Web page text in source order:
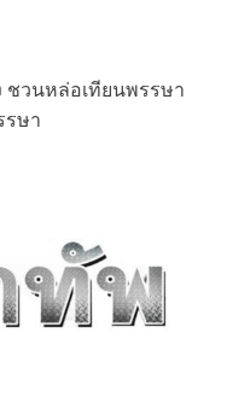
ชวนหล่อเทียนพรรษา
รษา